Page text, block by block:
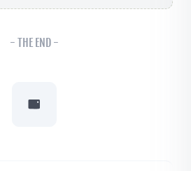
- THE END -